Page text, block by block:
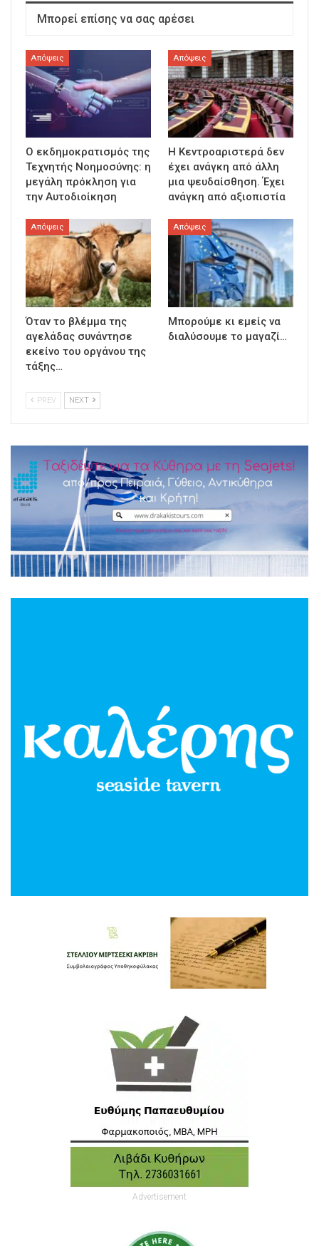
Μπορεί επίσης να σας αρέσει
Απόψεις
Ο εκδημοκρατισμός της
Τεχνητής Νοημοσύνης: η
μεγάλη πρόκληση για
την Αυτοδιοίκηση
Απόψεις
Η Κεντροαριστερά δεν
έχει ανάγκη από άλλη
μια ψευδαίσθηση. Έχει
ανάγκη από αξιοπιστία
Απόψεις
Όταν το βλέμμα της
αγελάδας συνάντησε
εκείνο του οργάνου της
τάξης…
Απόψεις
Μπορούμε κι εμείς να
διαλύσουμε το μαγαζί…
PREV NEXT
Advertisement